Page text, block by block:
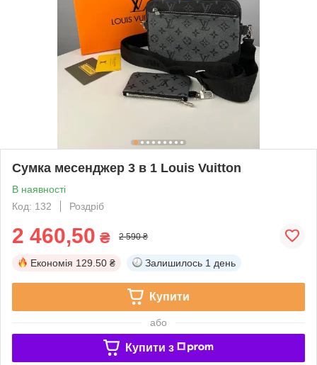
Сумка месенджер 3 в 1 Louis Vuitton
В наявності
Код: 132
Роздріб
2 460,50 ₴ 2 590 ₴
Економія 129.50 ₴ Залишилось 1 день
Купити
або
Купити з